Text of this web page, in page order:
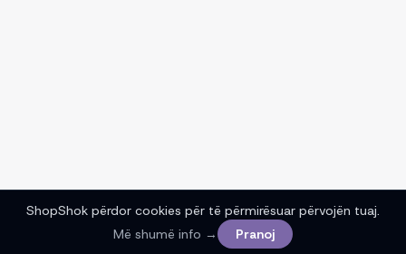
ShopShok përdor cookies për të përmirësuar përvojën tuaj.
Më shumë info →
Pranoj